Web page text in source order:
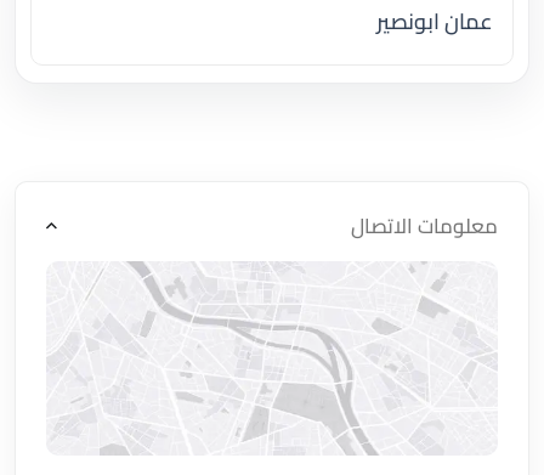
عمان ابونصير
معلومات الاتصال